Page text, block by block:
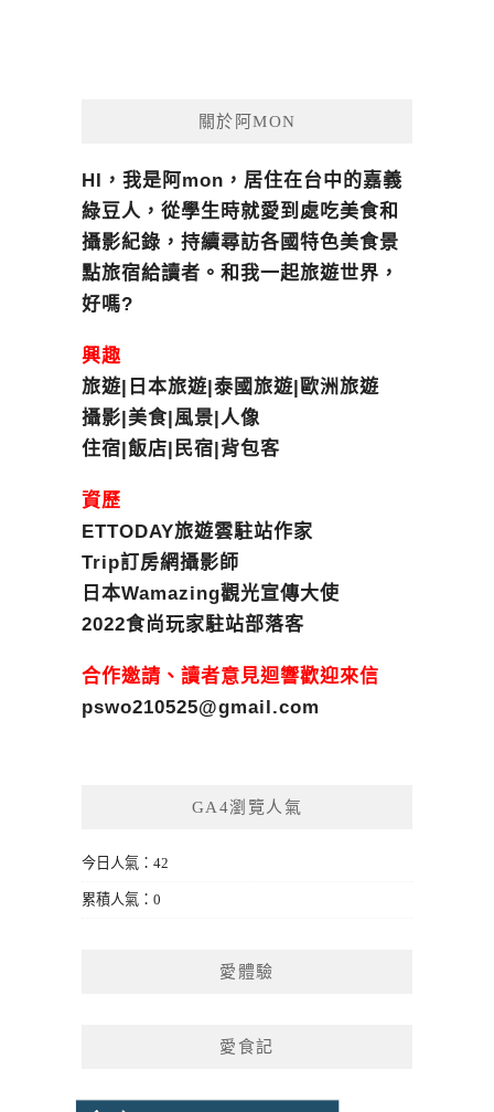
關於阿MON
HI，我是阿mon，居住在台中的嘉義
綠豆人，從學生時就愛到處吃美食和
攝影紀錄，持續尋訪各國特色美食景
點旅宿給讀者。和我一起旅遊世界，
好嗎?
興趣
旅遊|日本旅遊|泰國旅遊|歐洲旅遊
攝影|美食|風景|人像
住宿|飯店|民宿|背包客
資歷
ETTODAY旅遊雲駐站作家
Trip訂房網攝影師
日本Wamazing觀光宣傳大使
2022食尚玩家駐站部落客
合作邀請、讀者意見迴響歡迎來信
pswo210525@gmail.com
GA4瀏覽人氣
今日人氣：42
累積人氣：0
愛體驗
愛食記